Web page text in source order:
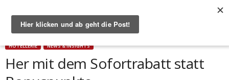
Start Hotellerie Her mit dem Sofortrabatt statt Bonuspunkte
HOTELLERIE NEWS & INSIGHTS
Her mit dem Sofortrabatt statt